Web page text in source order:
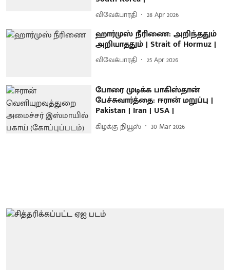
விவேக்பாரதி 28 Apr 2026
ஹார்முஸ் நீரிணை: அறிந்ததும்
அறியாததும் | Strait of Hormuz |
விவேக்பாரதி 25 Apr 2026
போரை முடிக்க பாகிஸ்தான்
பேச்சுவார்த்தை: ஈரான் மறுப்பு |
Pakistan | Iran | USA |
கிழக்கு நியூஸ் 30 Mar 2026